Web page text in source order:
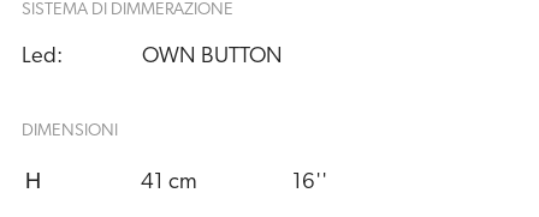
SISTEMA DI DIMMERAZIONE
Led: OWN BUTTON
DIMENSIONI
H 41 cm 16''